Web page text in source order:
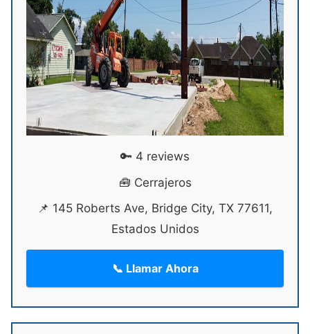
🔑 4 reviews
🧰 Cerrajeros
📌 145 Roberts Ave, Bridge City, TX 77611,
Estados Unidos
📞 Llamar Ahora